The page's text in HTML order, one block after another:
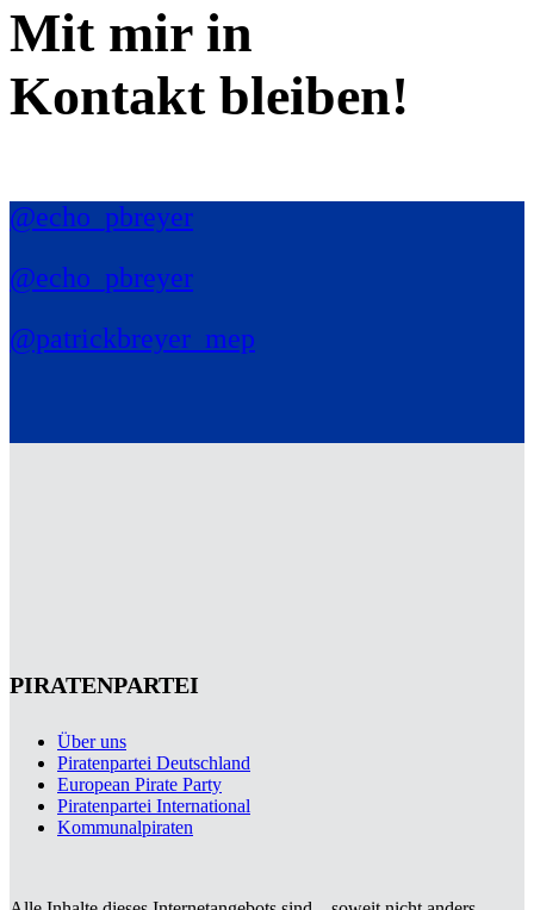
Mit mir in
Kontakt bleiben!
@echo_pbreyer
@echo_pbreyer
@patrickbreyer_mep
PIRATENPARTEI
Über uns
Piratenpartei Deutschland
European Pirate Party
Piratenpartei International
Kommunalpiraten